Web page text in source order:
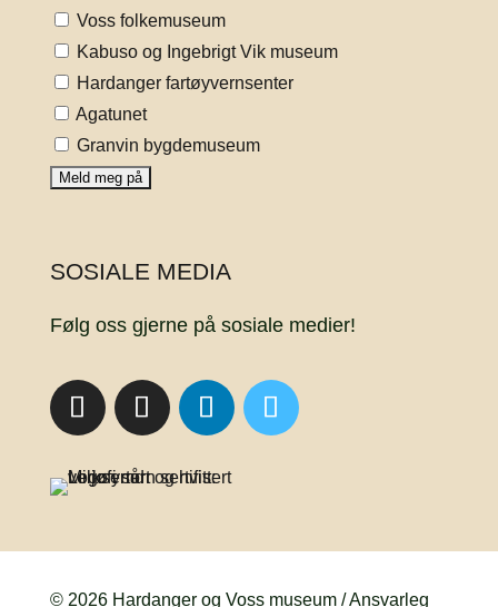
Voss folkemuseum
Kabuso og Ingebrigt Vik museum
Hardanger fartøyvernsenter
Agatunet
Granvin bygdemuseum
SOSIALE MEDIA
Følg oss gjerne på sosiale medier!
© 2026 Hardanger og Voss museum / Ansvarleg